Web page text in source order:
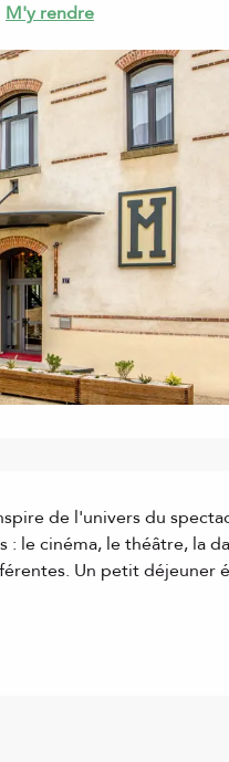
M'y rendre
de l'univers du
le cinéma, le théâtre, la
Un petit déjeuner